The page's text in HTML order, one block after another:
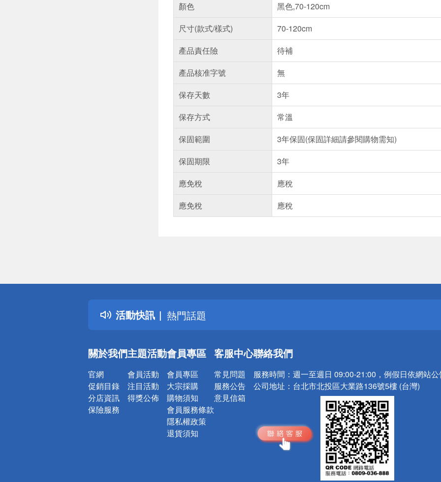
顏色
黑色,70-120cm
尺寸(款式/樣式)
70-120cm
產品責任險
待補
產品核准字號
無
保存天數
3年
保存方式
常溫
保固範圍
3年保固(保固詳細請參閱購物需知)
保固期限
3年
應免稅
應稅
應免稅
應稅
活動快訊
詐騙網頁！請小心！
得獎公告
熱門話題
銀行優惠
詐騙網頁！請小心！
關於我們
官網
促銷目錄
分店資訊
保險服務
主題活動
會員活動
注目活動
得獎公佈
會員專區
會員專區
大宗採購
購物須知
會員服務條款
隱私權政策
退貨須知
客服中心
常見問題
服務公告
意見信箱
聯絡我們
服務時間： 週一至週日 09:00-21:00，例假日依網站
公司地址： 台北市北投區大業路136號5樓 (台灣)